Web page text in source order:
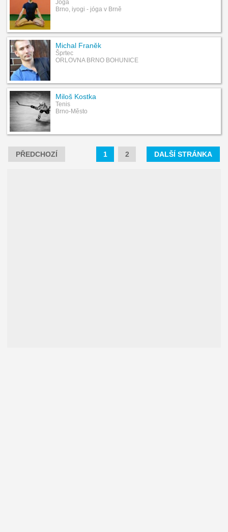
Jóga
Brno, iyogi - jóga v Brně
Michal Franěk
Šprtec
ORLOVNA BRNO BOHUNICE
Miloš Kostka
Tenis
Brno-Město
PŘEDCHOZÍ 1 2 DALŠÍ STRÁNKA